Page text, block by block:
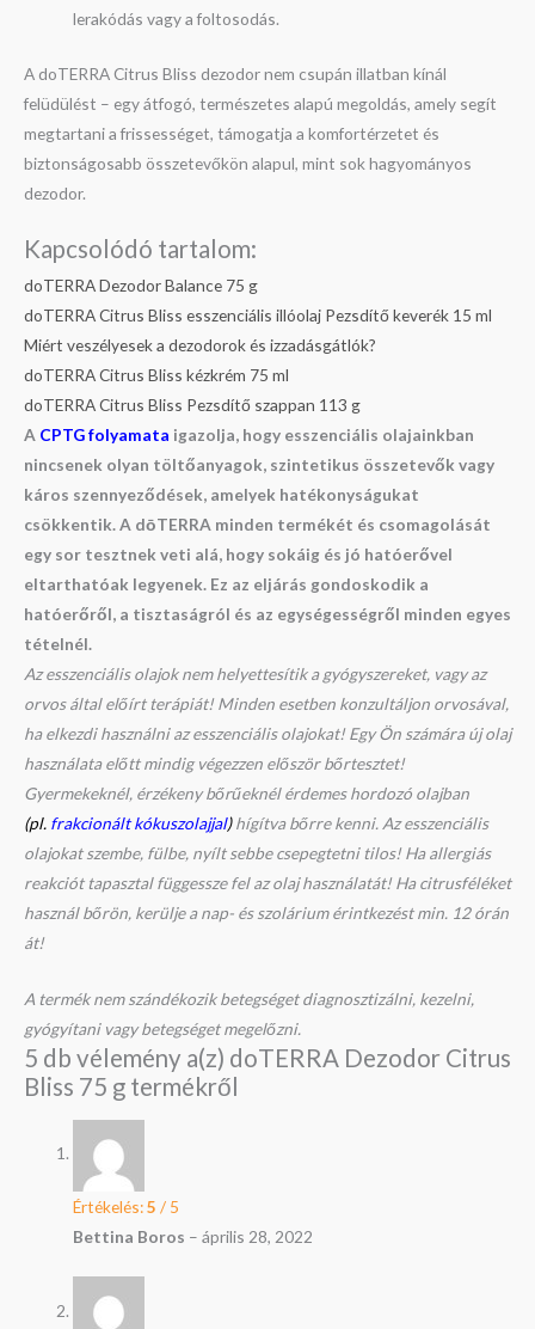
lerakódás vagy a foltosodás.
A doTERRA Citrus Bliss dezodor nem csupán illatban kínál
felüdülést – egy átfogó, természetes alapú megoldás, amely segít
megtartani a frissességet, támogatja a komfortérzetet és
biztonságosabb összetevőkön alapul, mint sok hagyományos
dezodor.
Kapcsolódó tartalom:
doTERRA Dezodor Balance 75 g
doTERRA Citrus Bliss esszenciális illóolaj Pezsdítő keverék 15 ml
Miért veszélyesek a dezodorok és izzadásgátlók?
doTERRA Citrus Bliss kézkrém 75 ml
doTERRA Citrus Bliss Pezsdítő szappan 113 g
A CPTG folyamata igazolja, hogy esszenciális olajainkban
nincsenek olyan töltőanyagok, szintetikus összetevők vagy
káros szennyeződések, amelyek hatékonyságukat
csökkentik. A dōTERRA minden termékét és csomagolását
egy sor tesztnek veti alá, hogy sokáig és jó hatóerővel
eltarthatóak legyenek. Ez az eljárás gondoskodik a
hatóerőről, a tisztaságról és az egységességről minden egyes
tételnél.
Az esszenciális olajok nem helyettesítik a gyógyszereket, vagy az
orvos által előírt terápiát! Minden esetben konzultáljon orvosával,
ha elkezdi használni az esszenciális olajokat! Egy Ön számára új olaj
használata előtt mindig végezzen először bőrtesztet!
Gyermekeknél, érzékeny bőrűeknél érdemes hordozó olajban
(pl. frakcionált kókuszolajjal)hígítva bőrre kenni. Az esszenciális
olajokat szembe, fülbe, nyílt sebbe csepegtetni tilos! Ha allergiás
reakciót tapasztal függessze fel az olaj használatát! Ha citrusféléket
használ bőrön, kerülje a nap- és szolárium érintkezést min. 12 órán
át!
A termék nem szándékozik betegséget diagnosztizálni, kezelni,
gyógyítani vagy betegséget megelőzni.
5 db vélemény a(z) doTERRA Dezodor Citrus
Bliss 75 g termékről
Értékelés:5 / 5
Bettina Boros – április 28, 2022